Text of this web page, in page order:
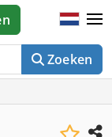
Zoeken